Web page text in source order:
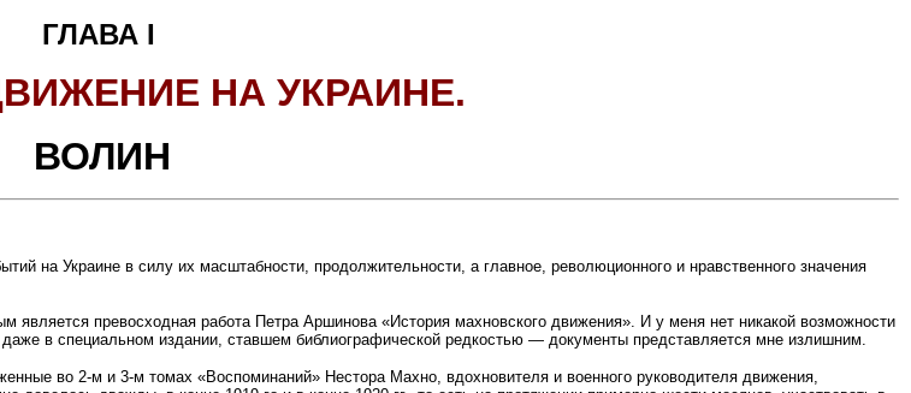
ГЛАВА I
НА УКРАИНЕ.
ВОЛИН
на Украине в силу их масштабности, продолжительности, а главное, революционного и нравственного значения
превосходная работа Петра Аршинова «История махновского движения». И у меня нет никакой возможности
в специальном издании, ставшем библиографической редкостью — документы представляется мне излишним.
во 2-м и 3-м томах «Воспоминаний» Нестора Махно, вдохновителя и военного руководителя движения,